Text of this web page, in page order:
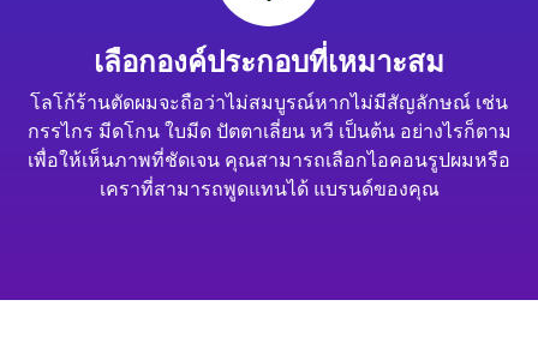
เลือกองค์ประกอบที่เหมาะสม
โลโก้ร้านตัดผมจะถือว่าไม่สมบูรณ์หากไม่มีสัญลักษณ์ เช่น
กรรไกร มีดโกน ใบมีด ปัตตาเลี่ยน หวี เป็นต้น อย่างไรก็ตาม
เพื่อให้เห็นภาพที่ชัดเจน คุณสามารถเลือกไอคอนรูปผมหรือ
เคราที่สามารถพูดแทนได้ แบรนด์ของคุณ